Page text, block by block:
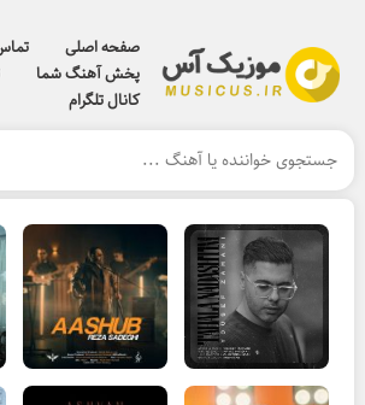
صفحه اصلی
پخش آهنگ شما
کانال تلگرام